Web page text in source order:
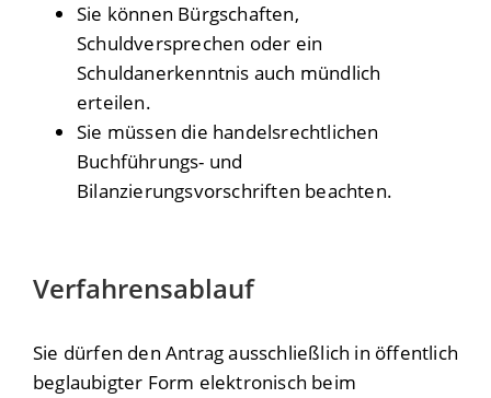
Sie können Bürgschaften,
Schuldversprechen oder ein
Schuldanerkenntnis auch mündlich
erteilen.
Sie müssen die handelsrechtlichen
Buchführungs- und
Bilanzierungsvorschriften beachten.
Verfahrensablauf
Sie dürfen den Antrag ausschließlich in öffentlich
beglaubigter Form elektronisch beim